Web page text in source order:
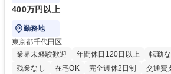
400万円以上
勤務地
東京都千代田区
業界未経験歓迎
年間休日120日以上 転勤
残業なし
在宅OK 完全週休2日制 交通費